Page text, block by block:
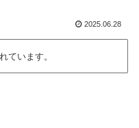
2025.06.28
ています。